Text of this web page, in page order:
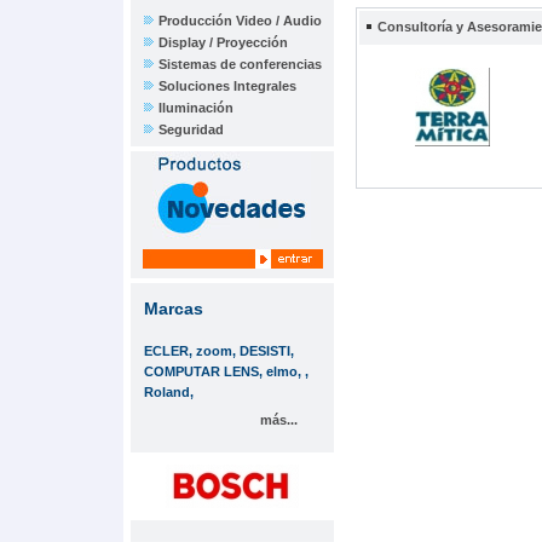
Producción Video / Audio
Display / Proyección
Sistemas de conferencias
Soluciones Integrales
Iluminación
Seguridad
Marcas
ECLER, zoom, DESISTI,
COMPUTAR LENS, elmo, ,
Roland,
más...
Consultoría y